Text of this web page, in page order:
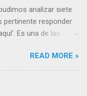
a enseñar
de las
llegado a ser tales
leche, y no de alimento
alimento sólido es
analizar siete
pertinente responder
Es una de las
nos requiera. Isaías
Señor, que decía: ¿A
por nosotros?
READ MORE »